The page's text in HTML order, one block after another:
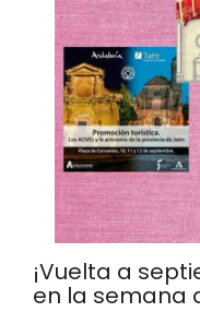
¡Vuelta a
en la semana